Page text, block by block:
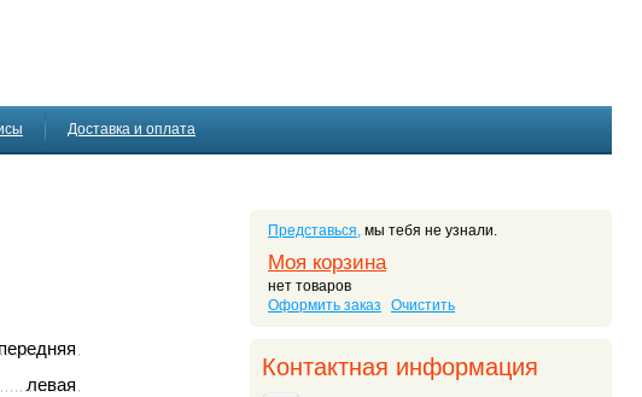
Доставка и оплата
Представься, мы тебя не узнали.
Моя корзина
нет товаров
Оформить заказ
Очистить
Контактная информация
передняя
левая